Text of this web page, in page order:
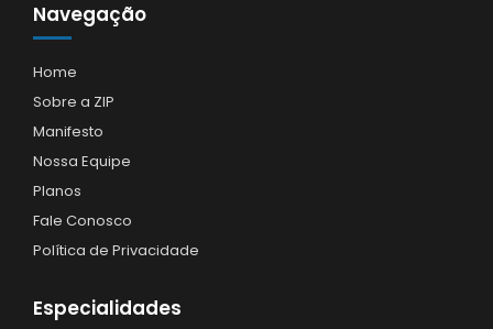
Navegação
Home
Sobre a ZIP
Manifesto
Nossa Equipe
Planos
Fale Conosco
Política de Privacidade
Especialidades